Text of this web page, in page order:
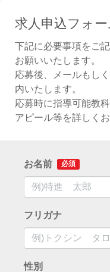
求人申込フォー
下記に必要事項をご
お願いいたします。
応募後、メールもし
内いたします。
応募時に指導可能教
アピール等を詳しく
お名前 必須
フリガナ
性別